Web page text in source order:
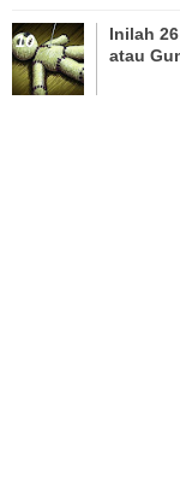
Inilah
atau